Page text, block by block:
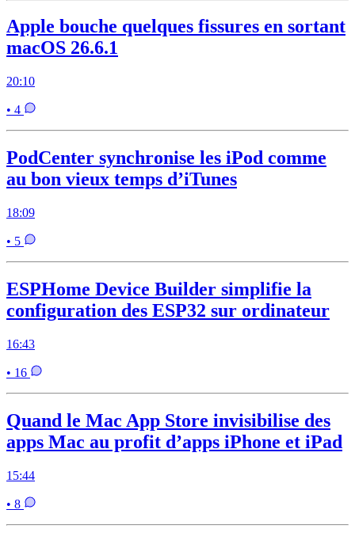
Apple bouche quelques fissures en sortant
macOS 26.6.1
20:10
• 4
PodCenter synchronise les iPod comme
au bon vieux temps d’iTunes
18:09
• 5
ESPHome Device Builder simplifie la
configuration des ESP32 sur ordinateur
16:43
• 16
Quand le Mac App Store invisibilise des
apps Mac au profit d’apps iPhone et iPad
15:44
• 8